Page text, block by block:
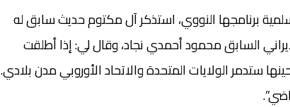
برنامجها النووي، استذكر آل مكتوم حديث سابق له
السابق محمود أحمدي نجاد، وقال لي: إذا أطلقت
ستدمر الولايات المتحدة والاتحاد الأوروبي مدن بلادي.